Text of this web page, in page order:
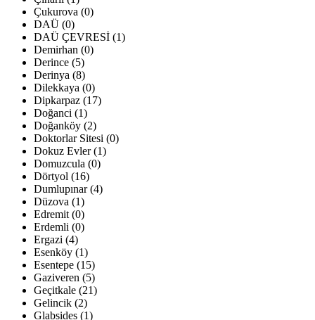
Çukurova (0)
DAÜ (0)
DAÜ ÇEVRESİ (1)
Demirhan (0)
Derince (5)
Derinya (8)
Dilekkaya (0)
Dipkarpaz (17)
Doğanci (1)
Doğanköy (2)
Doktorlar Sitesi (0)
Dokuz Evler (1)
Domuzcula (0)
Dörtyol (16)
Dumlupınar (4)
Düzova (1)
Edremit (0)
Erdemli (0)
Ergazi (4)
Esenköy (1)
Esentepe (15)
Gaziveren (5)
Geçitkale (21)
Gelincik (2)
Glabsides (1)